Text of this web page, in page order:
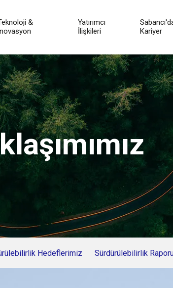
&
Yatırımcı
İlişkileri
Kariyer
Hedeflerimiz Sürdürülebilirlik